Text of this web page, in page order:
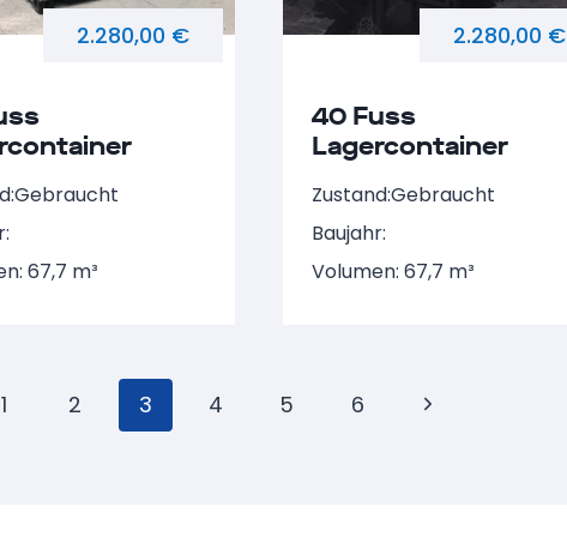
2.280,00 €
Gebraucht
67,7 m³
40 Fuss
Lagercontainer
2.280,00 €
Zustand:Gebraucht
Baujahr:
Volumen: 67,7 m³
1 2 3 4 5 6
Nächste